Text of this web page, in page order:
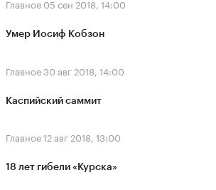
Главное 05 сен 2018, 14:00
Умер Иосиф Кобзон
Главное30 авг 2018, 14:00
Каспийский саммит
Главное12 авг 2018, 13:00
18 лет гибели «Курска»